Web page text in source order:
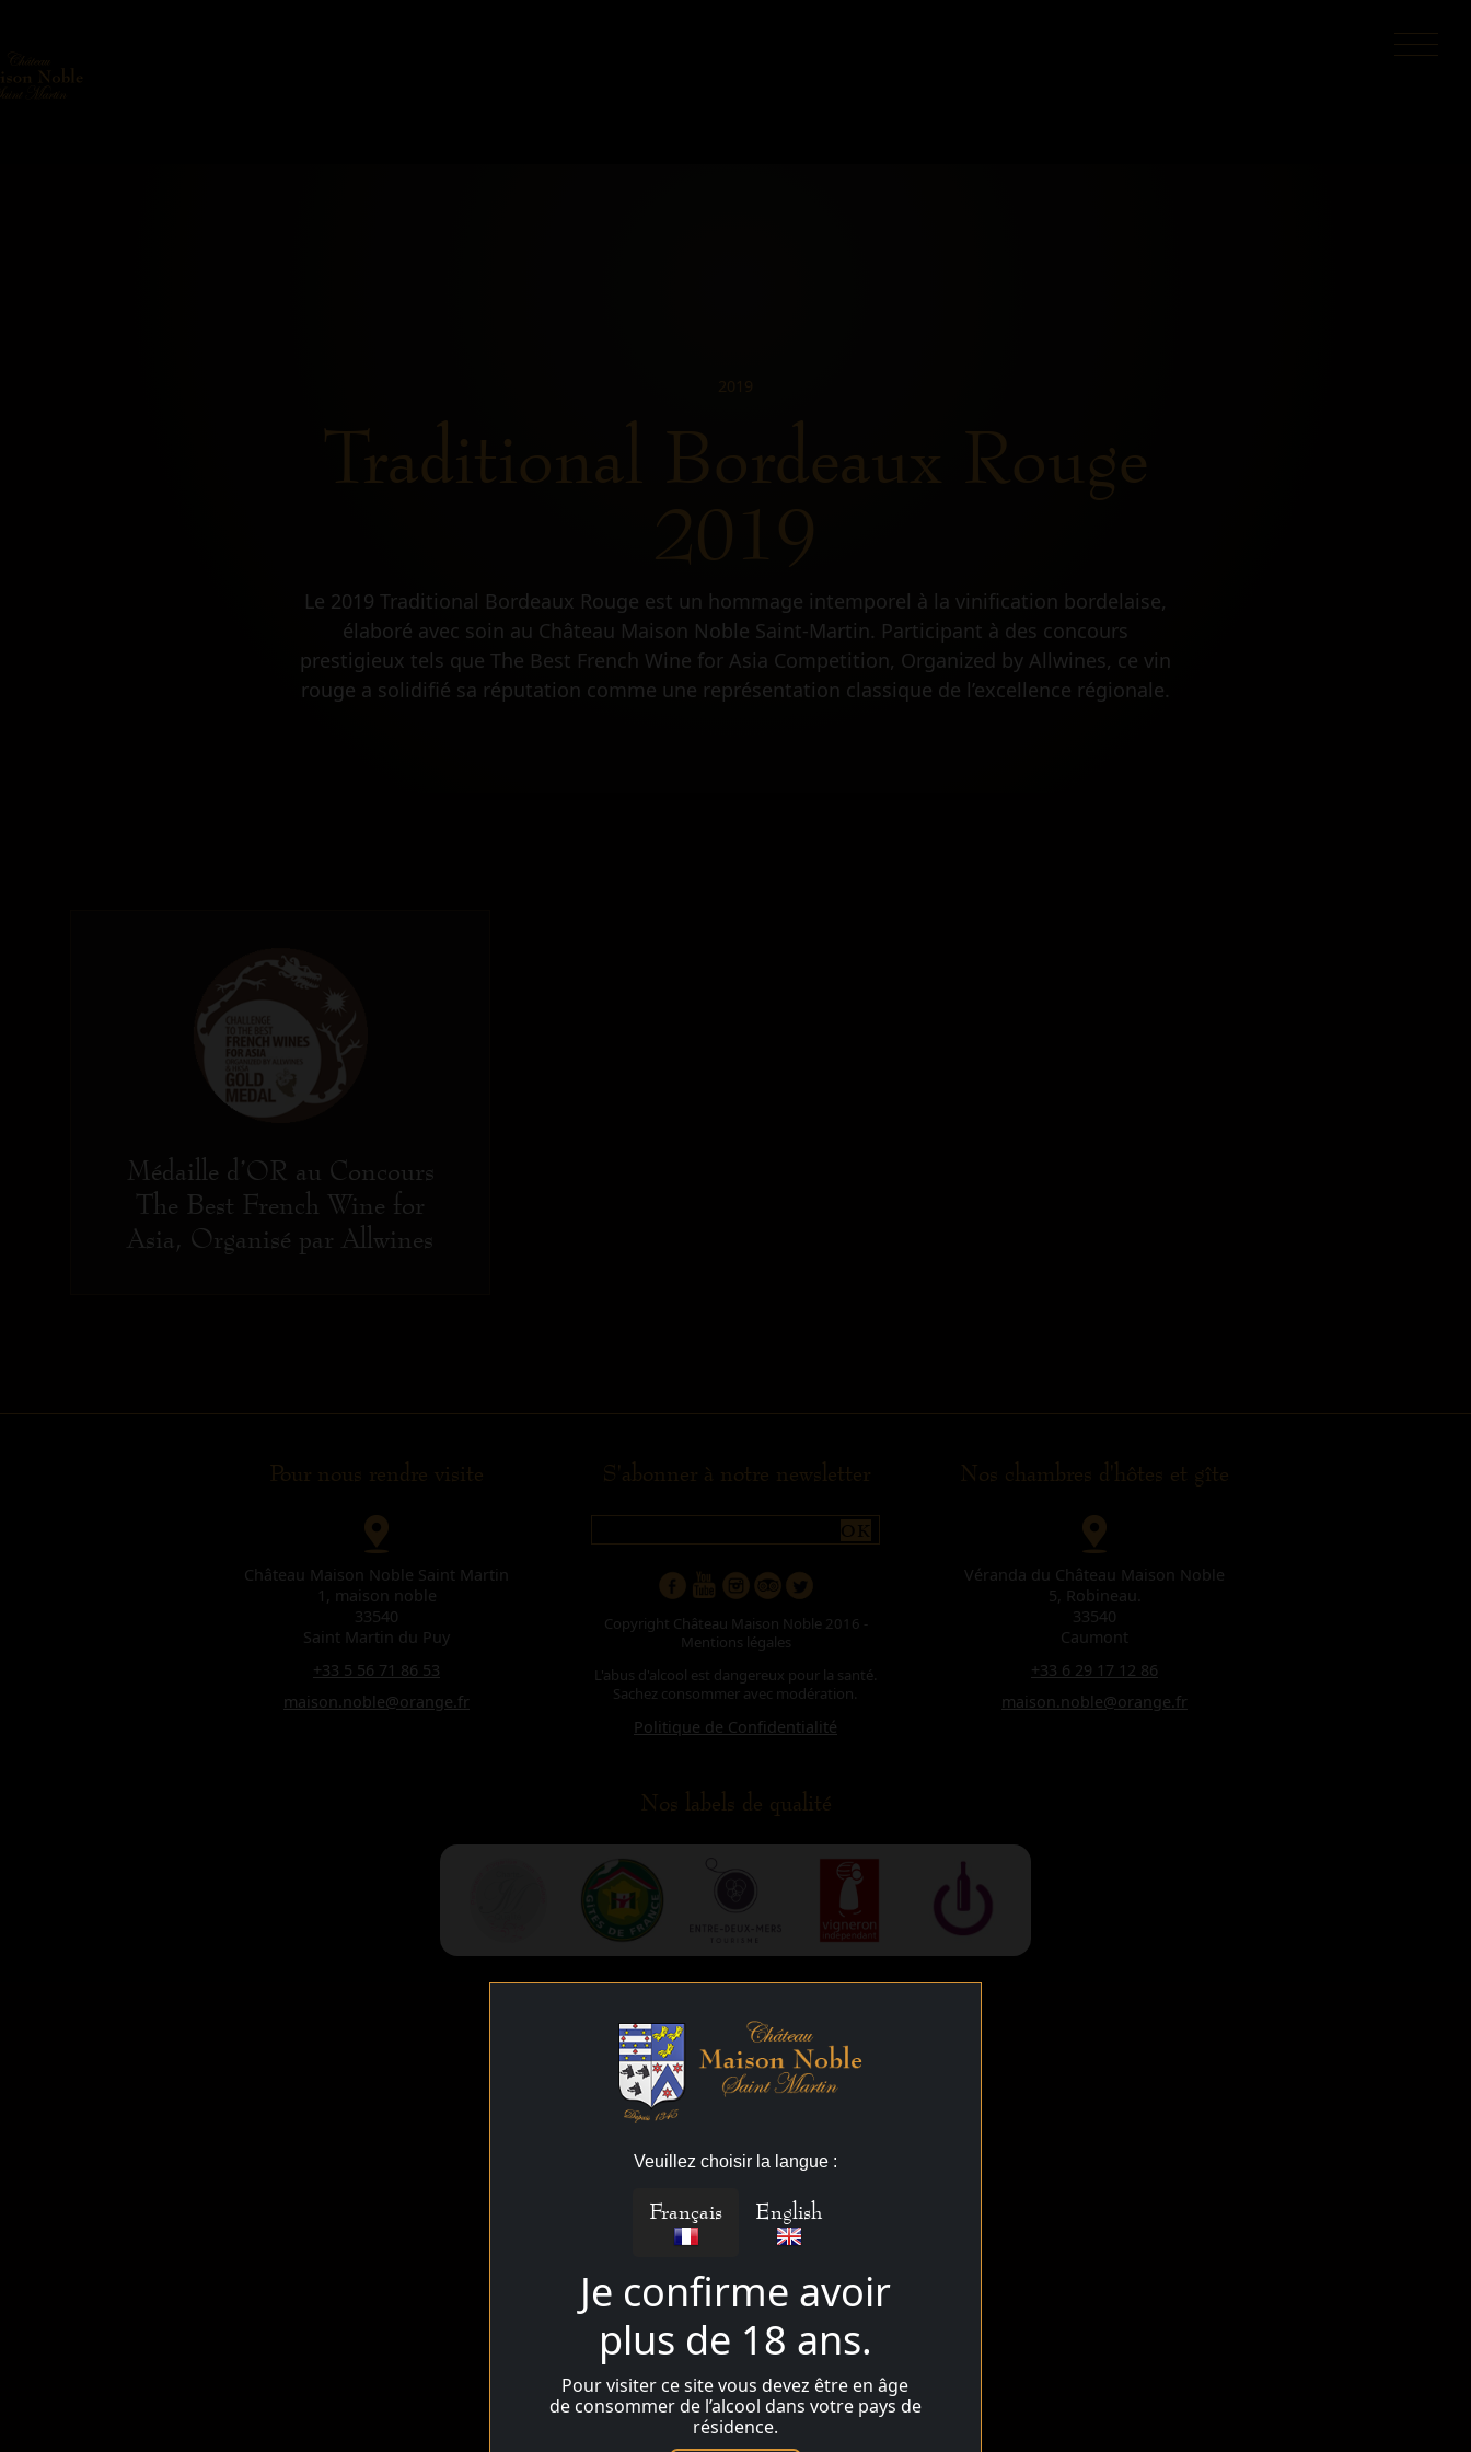
Traditional Bordeaux Rouge
Le 2019 Traditional Bordeaux Rouge est un hommage intemporel à la vinification bordelaise,
élaboré avec soin au Château Maison Noble Saint-Martin. Participant à des concours
prestigieux tels que The Best French Wine for Asia Competition, Organized by Allwines, ce vin
rouge a solidifié sa réputation comme une représentation classique de l’excellence régionale.
Médaille d’OR au Concours
The Best French Wine for
Asia, Organisé par Allwines
Pour nous rendre visite
Château Maison Noble Saint Martin
1, maison noble
33540
Saint Martin du Puy
+33 5 56 71 86 53
maison.noble@orange.fr
S'abonner à notre newsletter
OK
Copyright Château Maison Noble 2016 -
Mentions légales
L'abus d'alcool est dangereux pour la santé.
Sachez consommer avec modération.
Politique de Confidentialité
Nos chambres d'hôtes et gîte
Véranda du Château Maison Noble
5, Robineau.
33540
Caumont
+33 6 29 17 12 86
maison.noble@orange.fr
Nos labels de qualité
Veuillez choisir la langue :
Français English
Je confirme avoir
plus de 18 ans.
Pour visiter ce site vous devez être en âge
de consommer de l’alcool dans votre pays de
résidence.